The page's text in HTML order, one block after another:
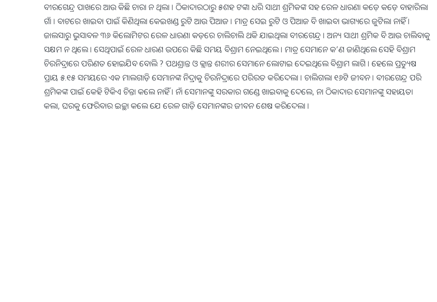
ବୀରଗେନ୍ଦ୍ର ପାଖରେ ଆଉ କିଛି ଚାରା ନ ଥିଲା । ଠିକାଦାରଠାରୁ ୫ଶହ ଟଙ୍କା ଧରି ସାଥୀ ଶ୍ରମିକଙ୍କ ସହ ରେଳ ଧାରଣା କଡ଼େ କଡ଼େ ବାହାରିଲା
ଗାଁ । ବାଟରେ ଖାଇବା ପାଇଁ କିଣିଥିଲା କେଇଖଣ୍ଡ ରୁଟି ଆଉ ପିଆଜ । ମାତ୍ର ସେଇ ରୁଟି ଓ ପିଆଜ ବି ଖାଇବା ଭାଗ୍ୟରେ ଜୁଟିଲା ନାହିଁ ।
ଜାଲସାରୁ ଭୁସାବଳ ୩୬ କିଲୋମିଟର ରେଳ ଧାରଣା କଡ଼ରେ ଚାଲିଚାଲି ଥକି ଯାଇଥିଲା ବୀରଗେନ୍ଦ୍ର । ଅନ୍ୟ ସାଥୀ ଶ୍ରମିକ ବି ଆଉ ଚାଲିବାକୁ
ସକ୍ଷମ ନ ଥିଲେ । ସେଥିପାଇଁ ରେଳ ଧାରଣ ଉପରେ କିଛି ସମୟ ବିଶ୍ରାମ ନେଇଥିଲେ । ମାତ୍ର ସେମାନେ କ’ଣ ଜାଣିଥିଲେ ସେହି ବିଶ୍ରାମ
ଚିରନିଦ୍ରାରେ ପରିଣତ ହୋଇଯିବ ବୋଲି ? ପଥଶ୍ରାନ୍ତ ଓ କ୍ଲାନ୍ତ ଶରୀର ସେମାନେ ଲୋଟାଇ ଦେଇଥିଲେ ବିଶ୍ରାମ ଲାଗି । ହେଲେ ପ୍ରତ୍ୟୁଷ
ପ୍ରାୟ ୫.୧୫ ସମୟରେ ଏକ ମାଲଗାଡ଼ି ସେମାନଙ୍କ ନିଦ୍ରାକୁ ଚିରନିଦ୍ରାରେ ପରିରତ କରିଦେଲା । ଚାଲିଗଲା ୧୬ଟି ଜୀବନ । ବୀରଗେନ୍ଦ୍ର ପରି
ଶ୍ରମିକଙ୍କ ପାଇଁ କେହି ଟିକିଏ ଚିନ୍ତା କଲେ ନାହିଁ । ନାଁ ସେମାନଙ୍କୁ ସରକାର ଗଣ୍ଡେ ଖାଇବାକୁ ଦେଲେ, ନା ଠିକାଦାର ସେମାନଙ୍କୁ ସହାୟତା
କଲା, ଘରକୁ ଫେରିବାର ଇଚ୍ଛା କଲେ ଯେ ରେଳ ଗାଡ଼ି ସେମାନଙ୍କର ଜୀବନ ଶେଷ କରିଦେଲା ।